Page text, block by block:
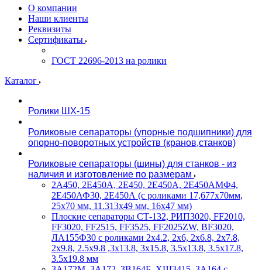
О компании
Наши клиенты
Реквизиты
Сертификаты
ГОСТ 22696-2013 на ролики
Каталог
Ролики ШХ-15
Роликовые сепараторы (упорные подшипники) для
опорно-поворотных устройств (кранов,станков)
Роликовые сепараторы (шины) для станков - из
наличия и изготовление по размерам
2А450, 2Е450А, 2Е450, 2Е450А, 2Е450АМФ4,
2Е450АФ30, 2Е450А (с роликами 17,677х70мм,
25х70 мм, 11.313х49 мм, 16х47 мм)
Плоские сепараторы СТ-132, РИП3020, FF2010,
FF3020, FF2515, FF3525, FF2025ZW, BF3020,
ЛА155Ф30 с роликами 2х4.2, 2х6, 2х6.8, 2х7.8,
2х9.8, 2.5х9.8 ,3х13.8, 3х15.8, 3.5х13.8, 3.5х17.8,
3.5х19.8 мм